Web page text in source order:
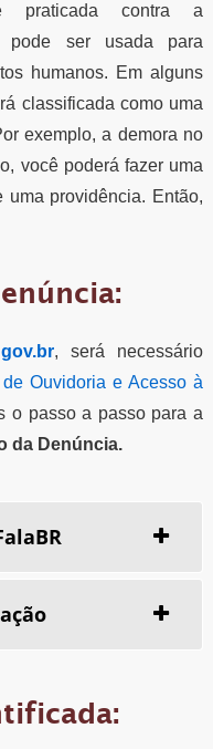
praticada contra a
pode ser usada para
humanos. Em alguns
classificada como uma
exemplo, a demora no
você poderá fazer uma
providência. Então,
, será necessário
de Ouvidoria e Acesso à
o passo a passo para a
da Denúncia.